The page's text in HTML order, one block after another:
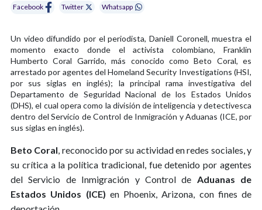
Facebook
Twitter Whatsapp
Un video difundido por el periodista, Daniell Coronell, muestra el
momento exacto donde el activista colombiano, Franklin
Humberto Coral Garrido, más conocido como Beto Coral, es
arrestado por agentes del Homeland Security Investigations (HSI,
por sus siglas en inglés); la principal rama investigativa del
Departamento de Seguridad Nacional de los Estados Unidos
(DHS), el cual opera como la división de inteligencia y detectivesca
dentro del Servicio de Control de Inmigración y Aduanas (ICE, por
sus siglas en inglés).
Beto Coral, reconocido por su actividad en redes sociales, y
su crítica a la política tradicional, fue detenido por agentes
del Servicio de Inmigración y Control de Aduanas de
Estados Unidos (ICE) en Phoenix, Arizona, con fines de